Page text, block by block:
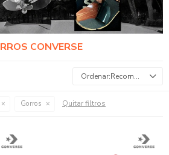
CONVERSE
Recomendados
Gorros Quitar filtros